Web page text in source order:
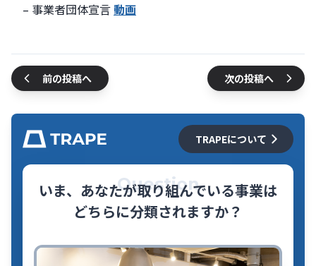
– 事業者団体宣言動画
前の投稿へ 次の投稿へ
TRAPEについて
Question
いま、あなたが取り組んでいる事業は
どちらに分類されますか？